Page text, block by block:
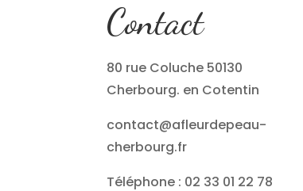
Contact
80 rue Coluche 50130
Cherbourg. en Cotentin
contact@afleurdepeau-
cherbourg.fr
Téléphone : 02 33 01 22 78